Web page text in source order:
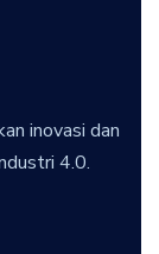
inovasi dan
4.0.